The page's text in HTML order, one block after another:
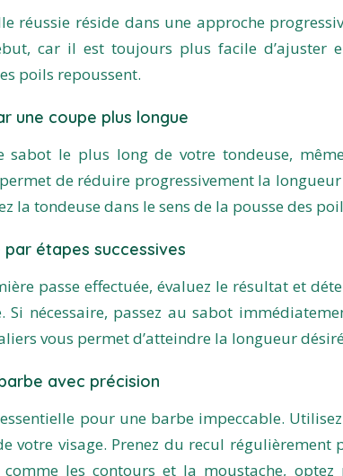
réussie réside dans une approche
car il est toujours plus facile d’ajuster
poils repoussent.
une coupe plus longue
sabot le plus long de votre tondeuse,
de réduire progressivement la
la tondeuse dans le sens de la pousse des
étapes successives
passe effectuée, évaluez le résultat et
Si nécessaire, passez au sabot
vous permet d’atteindre la longueur
avec précision
pour une barbe impeccable.
votre visage. Prenez du recul régulièrement
comme les contours et la moustache,